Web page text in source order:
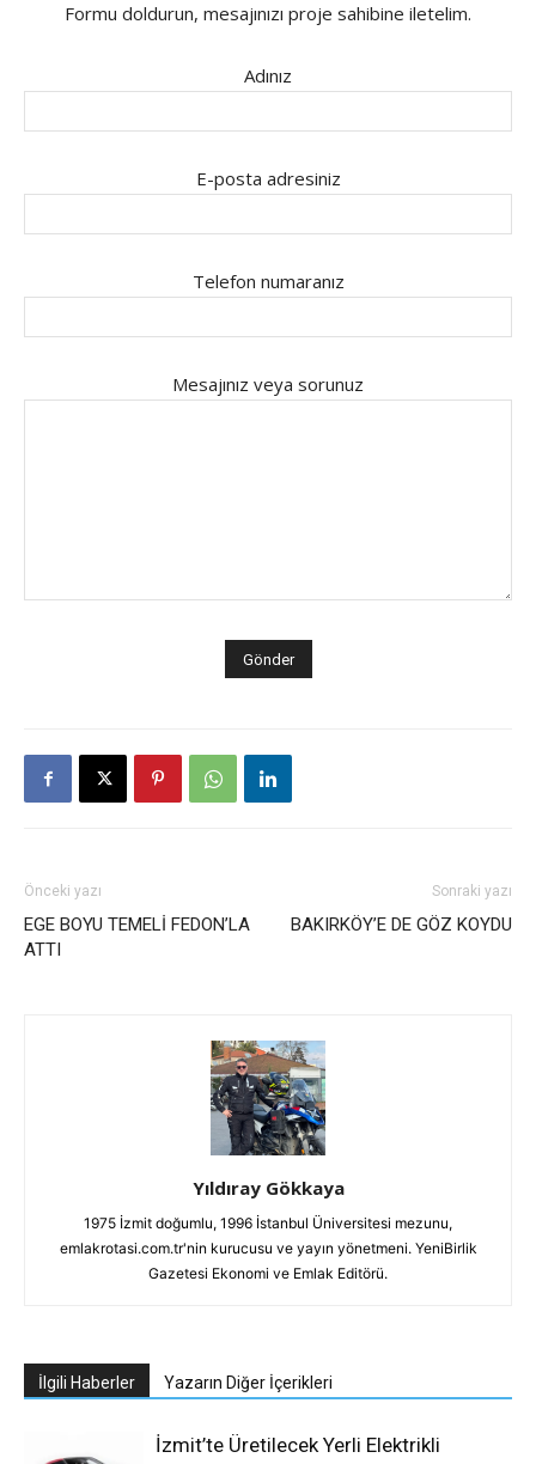
Formu doldurun, mesajınızı proje sahibine iletelim.
Adınız
E-posta adresiniz
Telefon numaranız
Mesajınız veya sorunuz
Önceki yazı
EGE BOYU TEMELİ FEDON’LA
ATTI
Sonraki yazı
BAKIRKÖY’E DE GÖZ KOYDU
Yıldıray Gökkaya
1975 İzmit doğumlu, 1996 İstanbul Üniversitesi mezunu,
emlakrotasi.com.tr'nin kurucusu ve yayın yönetmeni. YeniBirlik
Gazetesi Ekonomi ve Emlak Editörü.
İlgili Haberler Yazarın Diğer İçerikleri
İzmit’te Üretilecek Yerli Elektrikli